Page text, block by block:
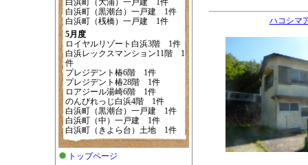
ハコシマ
白浜町（大浦）一戸建 1件
白浜町（黒潮台）一戸建 1件
白浜町（桟橋）一戸建 1件
5月度
ロイヤルリゾート白浜3階 1件
白浜レックスマンション11階 1
件
プレジデント椿6階 1件
プレジデント椿28階 1件
ロアジール湯崎6階 1件
のんびれっじ白浜4階 1件
白浜町（黒潮台）一戸建 1件
白浜町（中）一戸建 1件
白浜町（きよら台）土地 1件
トップページ